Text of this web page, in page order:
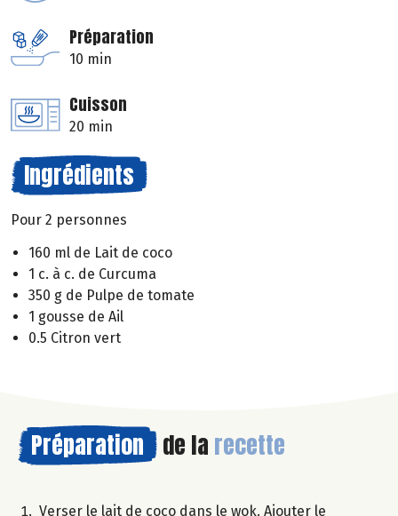
Préparation
10 min
Cuisson
20 min
Ingrédients
Pour 2 personnes
160 ml de Lait de coco
1 c. à c. de Curcuma
350 g de Pulpe de tomate
1 gousse de Ail
0.5 Citron vert
Préparation de la recette
Verser le lait de coco dans le wok. Ajouter le